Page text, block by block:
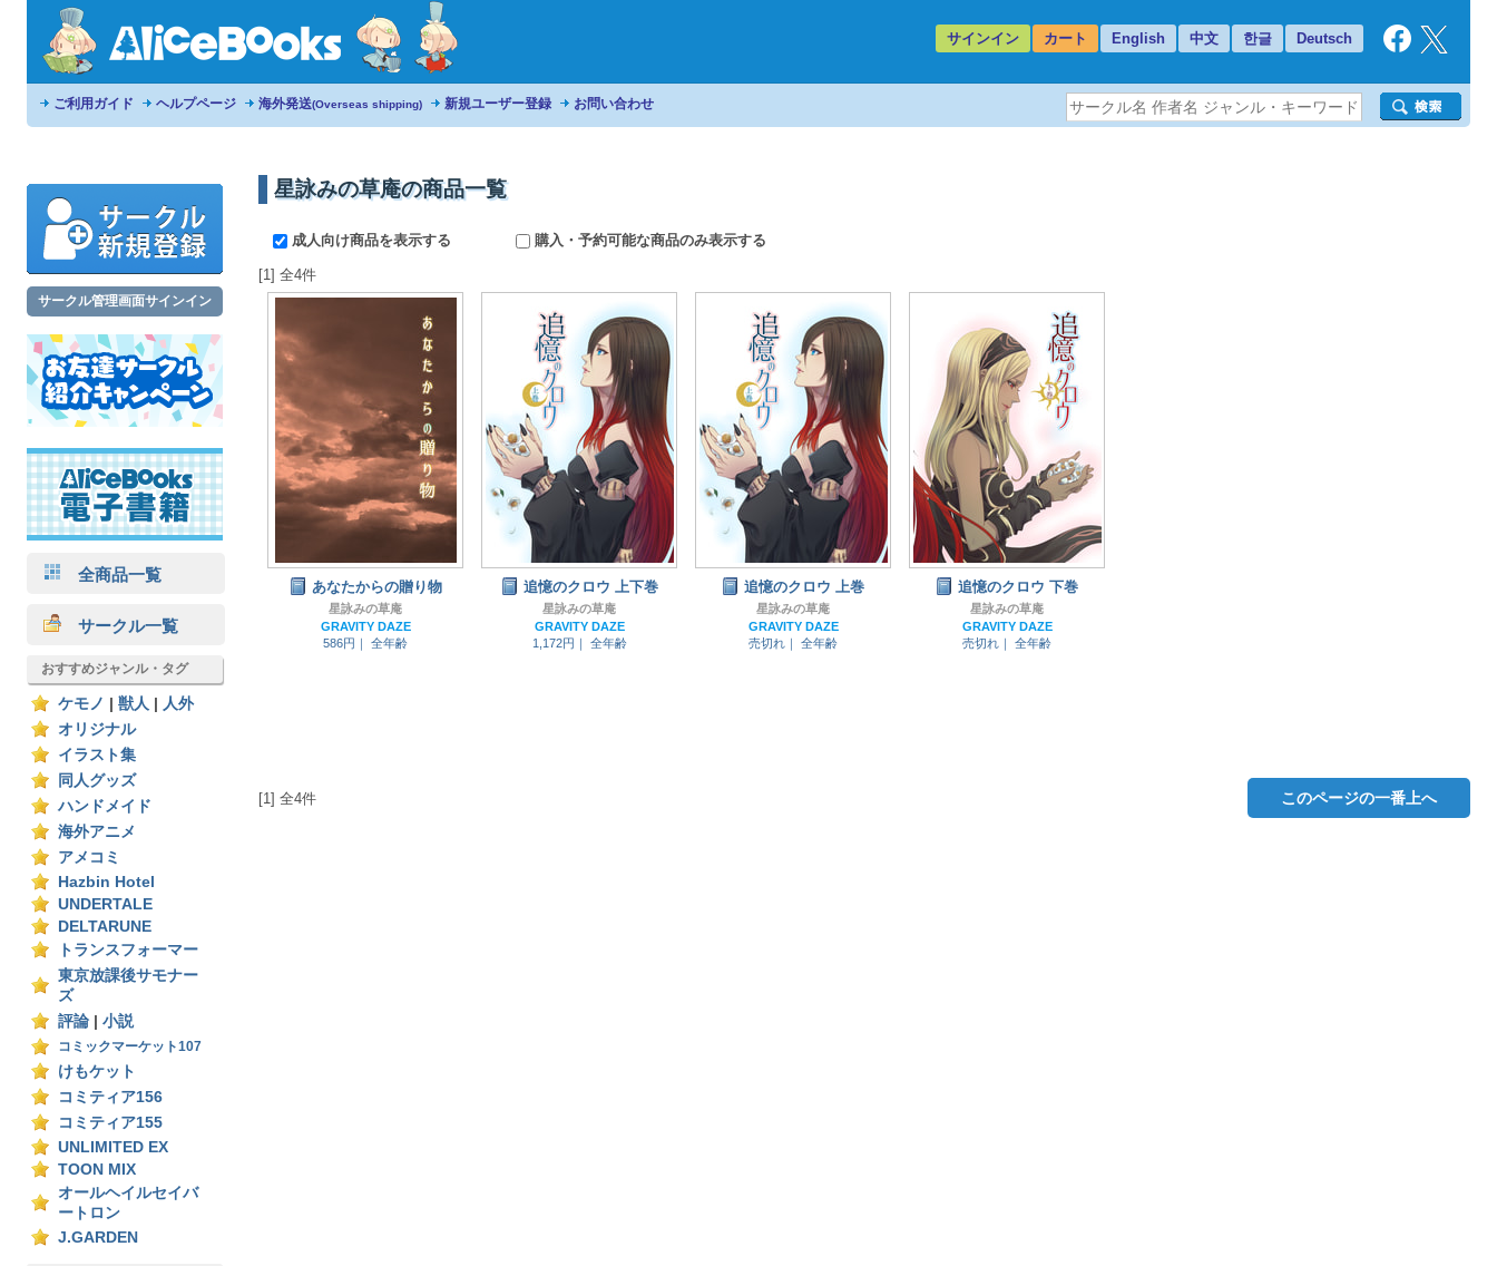
サインイン カート English 中文 한글 Deutsch
ご利用ガイド ヘルプページ 海外発送(Overseas shipping) 新規ユーザー登録 お問い合わせ
サークル管理画面サインイン
全商品一覧
サークル一覧
おすすめジャンル・タグ
ケモノ 獣人
人外
オリジナル
イラスト集
同人グッズ
ハンドメイド
海外アニメ
アメコミ
Hazbin Hotel
UNDERTALE
DELTARUNE
トランスフォーマー
東京放課後サモナー
ズ
評論
小説
コミックマーケット107
けもケット
コミティア156
コミティア155
UNLIMITED EX
TOON MIX
オールヘイルセイバ
ートロン
J.GARDEN
星詠みの草庵の商品一覧
成人向け商品を表示する 購入・予約可能な商品のみ表示する
[1] 全4件
あなたからの贈り物
星詠みの草庵
GRAVITY DAZE
586円｜
全年齢
追憶のクロウ 上下巻
星詠みの草庵
GRAVITY DAZE
1,172円｜
全年齢
追憶のクロウ 上巻
星詠みの草庵
GRAVITY DAZE
売切れ｜
全年齢
追憶のクロウ 下巻
星詠みの草庵
GRAVITY DAZE
売切れ｜
全年齢
[1] 全4件 このページの一番上へ